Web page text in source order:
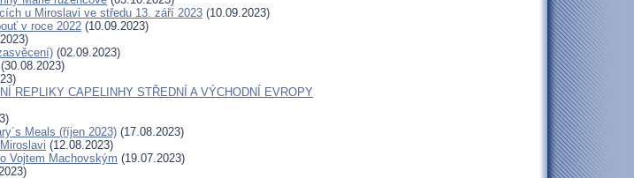
u Miroslavi ve středu 13. září 2023 (10.09.2023)
v roce 2022 (10.09.2023)
(02.09.2023)
(30.08.2023)
REPLIKY CAPELINHY STŘEDNÍ A VÝCHODNÍ EVROPY
Meals (říjen 2023) (17.08.2023)
(12.08.2023)
Vojtem Machovským (19.07.2023)